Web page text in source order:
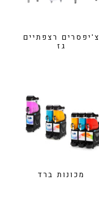
צ'יפסרים רצפתיים
גז
מכונות ברד